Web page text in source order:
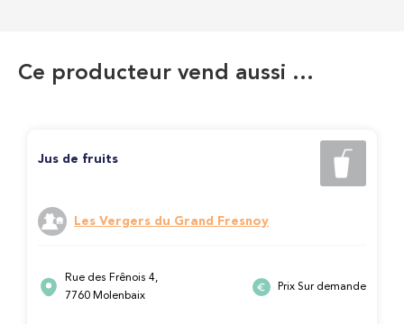
Ce producteur vend aussi …
Jus de fruits
Les Vergers du Grand Fresnoy
Rue des Frênois 4,
7760 Molenbaix
Prix Sur demande